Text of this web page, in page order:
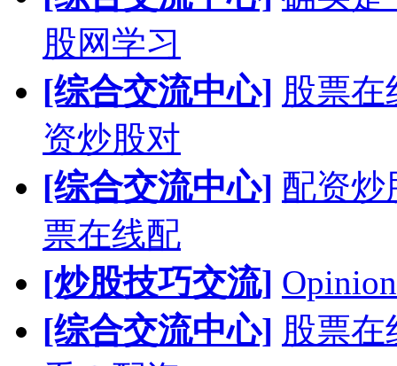
股网学习
[综合交流中心] 股票
资炒股对
[综合交流中心] 配资炒
票在线配
[炒股技巧交流]
[综合交流中心] 股票